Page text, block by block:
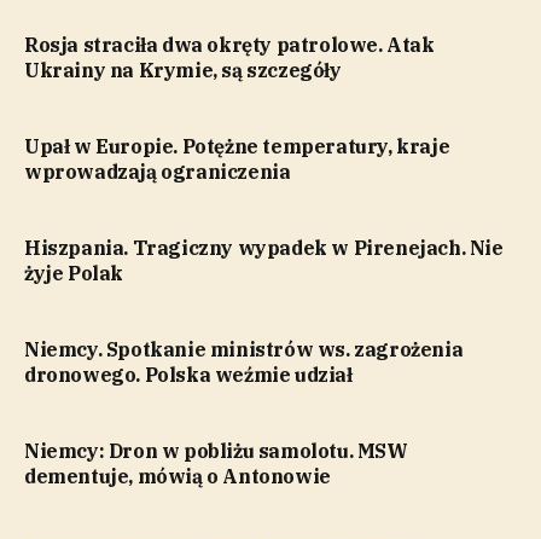
Rosja straciła dwa okręty patrolowe. Atak
Ukrainy na Krymie, są szczegóły
Upał w Europie. Potężne temperatury, kraje
wprowadzają ograniczenia
Hiszpania. Tragiczny wypadek w Pirenejach. Nie
żyje Polak
Niemcy. Spotkanie ministrów ws. zagrożenia
dronowego. Polska weźmie udział
Niemcy: Dron w pobliżu samolotu. MSW
dementuje, mówią o Antonowie